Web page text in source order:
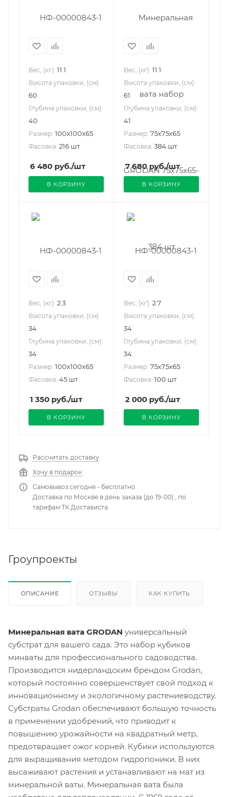
Вес, (кг): 11.1
Высота упаковки, (см):
60
Глубина упаковки, (см):
40
Размер: 100х100х65
Фасовка: 216 шт
6 480 руб./шт
В КОРЗИНУ
Вес, (кг): 11.1
Высота упаковки, (см):
61
Глубина упаковки, (см):
41
Размер: 75х75х65
Фасовка: 384 шт
7 680руб./шт
В КОРЗИНУ
Вес, (кг): 2.3
Высота упаковки, (см):
34
Глубина упаковки, (см):
34
Размер: 100х100х65
Фасовка: 45 шт
1 350 руб./шт
В КОРЗИНУ
Вес, (кг): 2.7
Высота упаковки, (см):
34
Глубина упаковки, (см):
34
Размер: 75х75х65
Фасовка: 100 шт
2 000 руб./шт
В КОРЗИНУ
Рассчитать доставку
Хочу в подарок
Самовывоз сегодня - бесплатно
Доставка по Москве в день заказа (до 19-00) , по
тарифам ТК Достависта.
Гроупроекты
ОПИСАНИЕ ОТЗЫВЫ КАК КУПИТЬ
Минеральная вата GRODAN универсальный
субстрат для вашего сада. Это набор кубиков
минваты для профессионального садоводства.
Производится нидерландским брендом Grodan,
который постоянно совершенствует свой подход к
инновационному и экологичному растениеводству.
Субстраты Grodan обеспечивают большую точность
в применении удобрений, что приводит к
повышению урожайности на квадратный метр,
предотвращает ожог корней. Кубики используются
для выращивания методом гидропоники. В них
высаживают растения и устанавливают на мат из
минеральной ваты. Минеральная вата была